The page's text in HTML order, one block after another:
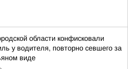
области конфисковали
у водителя, повторно севшего за
виде